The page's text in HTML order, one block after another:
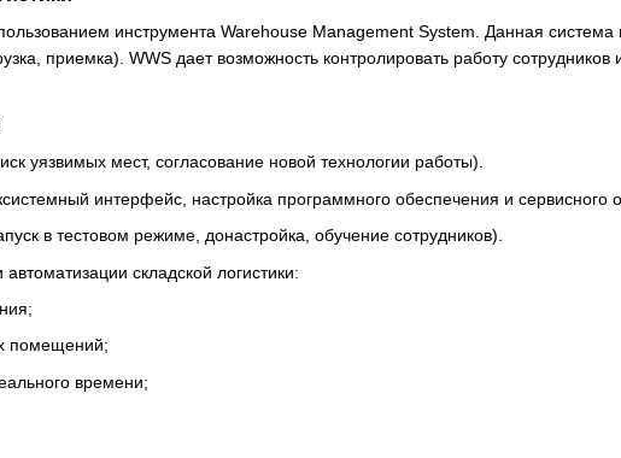
инструмента Warehouse Management System. Данная
приемка). WWS дает возможность контролировать работу
уязвимых мест, согласование новой технологии работы).
интерфейс, настройка программного обеспечения и сервисного
в тестовом режиме, донастройка, обучение сотрудников).
складской логистики:
помещений;
времени;